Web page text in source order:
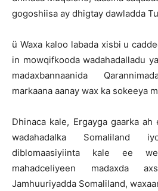
gogoshiisa ay dhigtay dawladda
ü Waxa kaloo labada xisbi u
in mowqifkooda wadahadalladu
madaxbannaanida
markaana aanay wax ka sokeeya
Dhinaca kale, Ergayga gaarka
wadahadalka Somaliland
diblomaasiyiinta kale ee
mahadceliyeen madaxda
Jamhuuriyadda Somaliland,